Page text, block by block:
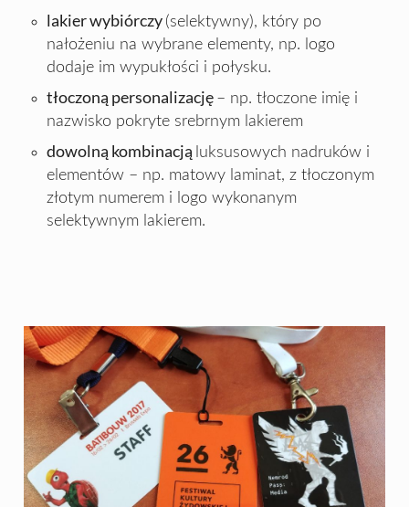
lakier wybiórczy (selektywny), który po
nałożeniu na wybrane elementy, np. logo
dodaje im wypukłości i połysku.
tłoczoną personalizację – np. tłoczone imię i
nazwisko pokryte srebrnym lakierem
dowolną kombinacją luksusowych nadruków i
elementów – np. matowy laminat, z tłoczonym
złotym numerem i logo wykonanym
selektywnym lakierem.